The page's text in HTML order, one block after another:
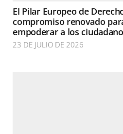
El Pilar Europeo de
compromiso renovado
empoderar a los
23 DE JULIO DE 2026